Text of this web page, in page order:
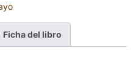
Ficha del libro